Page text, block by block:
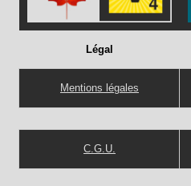
Légal
Mentions légales
C.G.U.